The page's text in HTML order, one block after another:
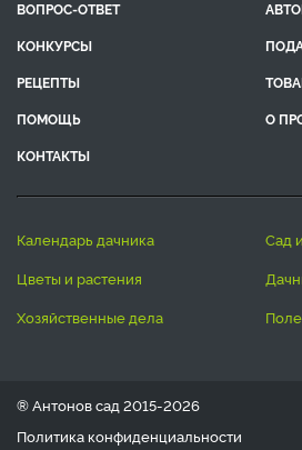
ВОПРОС-ОТВЕТ
КОНКУРСЫ
РЕЦЕПТЫ
ПОМОЩЬ
О
КОНТАКТЫ
календарь дачника
сад
цветы и растения
хозяйственные дела
® Антонов сад 2015-2026
Политика конфиденциальности